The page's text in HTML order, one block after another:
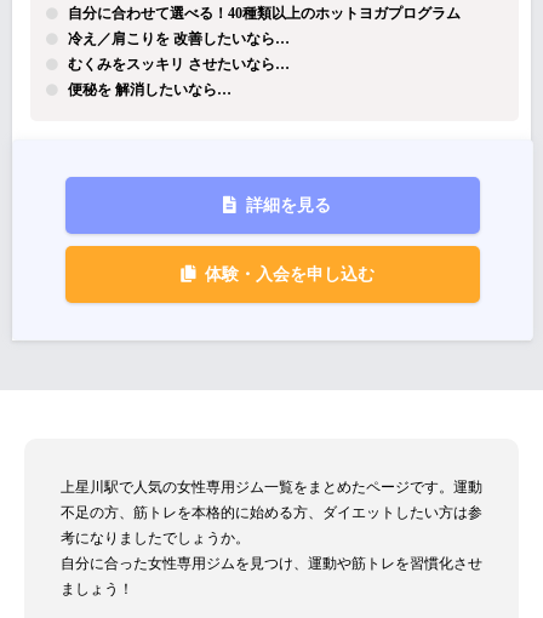
自分に合わせて選べる！40種類以上のホットヨガプログラム
冷え／肩こりを 改善したいなら…
むくみをスッキリ させたいなら…
便秘を 解消したいなら…
詳細を見る
体験・入会を申し込む
上星川駅で人気の女性専用ジム一覧をまとめたページです。運動
不足の方、筋トレを本格的に始める方、ダイエットしたい方は参
考になりましたでしょうか。
自分に合った女性専用ジムを見つけ、運動や筋トレを習慣化させ
ましょう！